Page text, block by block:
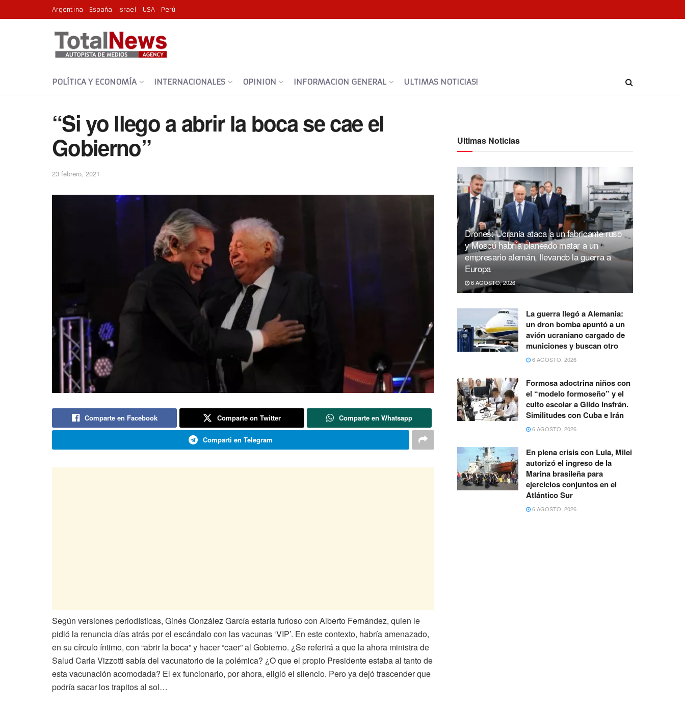
Argentina España Israel USA Perú
POLÍTICA Y ECONOMÍA INTERNACIONALES OPINION INFORMACION GENERAL ULTIMAS NOTICIAS!
“Si yo llego a abrir la boca se cae el
Gobierno”
23 febrero, 2021
Comparte en Facebook Comparte on Twitter Comparte en Whatsapp
Comparti en Telegram
Según versiones periodísticas, Ginés González García estaría furioso con Alberto Fernández, quien le
pidió la renuncia días atrás por el escándalo con las vacunas ‘VIP’. En este contexto, habría amenazado,
en su círculo íntimo, con “abrir la boca” y hacer “caer” al Gobierno. ¿Se referirá a que la ahora ministra de
Salud Carla Vizzotti sabía del vacunatorio de la polémica? ¿O que el propio Presidente estaba al tanto de
esta vacunación acomodada? El ex funcionario, por ahora, eligió el silencio. Pero ya dejó trascender que
podría sacar los trapitos al sol…
Ultimas Noticias
Drones: Ucrania ataca a un fabricante ruso
y Moscú habría planeado matar a un
empresario alemán, llevando la guerra a
Europa
6 AGOSTO, 2026
La guerra llegó a Alemania:
un dron bomba apuntó a un
avión ucraniano cargado de
municiones y buscan otro
6 AGOSTO, 2026
Formosa adoctrina niños con
el “modelo formoseño” y el
culto escolar a Gildo Insfrán.
Similitudes con Cuba e Irán
6 AGOSTO, 2026
En plena crisis con Lula, Milei
autorizó el ingreso de la
Marina brasileña para
ejercicios conjuntos en el
Atlántico Sur
6 AGOSTO, 2026